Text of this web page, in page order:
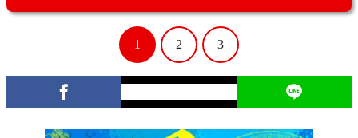
1 2 3